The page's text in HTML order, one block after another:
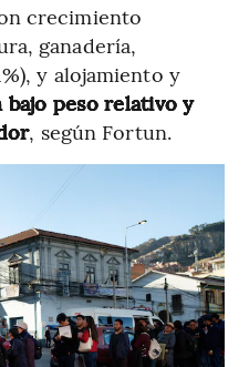
crecimiento
ganadería,
y alojamiento y
bajo peso relativo y
, según Fortun.